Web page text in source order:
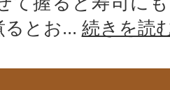
とお... 続きを読